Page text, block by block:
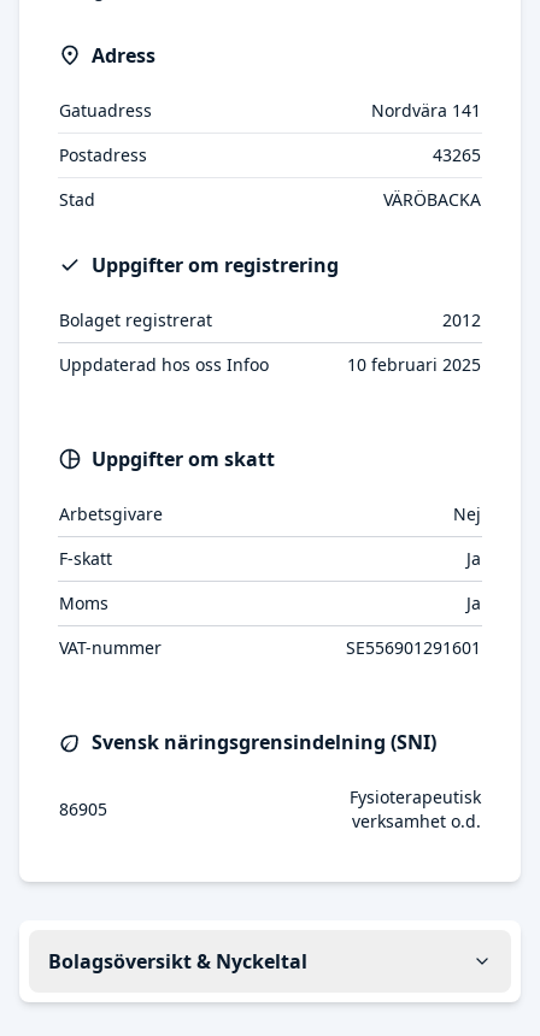
Adress
Gatuadress
Nordvära 141
Postadress
43265
Stad
VÄRÖBACKA
Uppgifter om registrering
Bolaget registrerat
2012
Uppdaterad hos oss Infoo
10 februari 2025
Uppgifter om skatt
Arbetsgivare
Nej
F-skatt
Ja
Moms
Ja
VAT-nummer
SE556901291601
Svensk näringsgrensindelning (SNI)
86905
Fysioterapeutisk
verksamhet o.d.
Bolagsöversikt & Nyckeltal